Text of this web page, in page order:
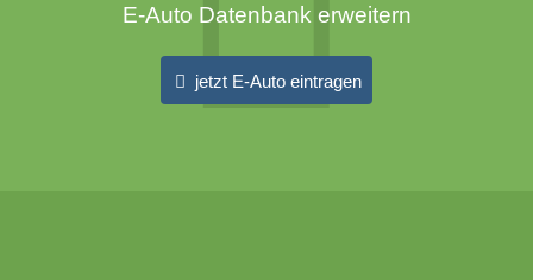
E-Auto Datenbank erweitern
jetzt E-Auto eintragen